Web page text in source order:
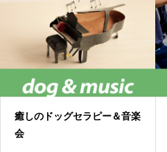
癒しのドッグセラピー＆音楽
会